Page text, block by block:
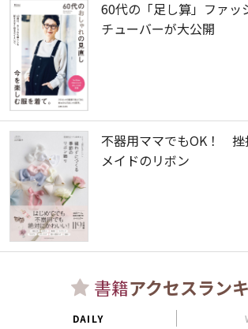
60代の「足し算」ファ
チューバーが大公開
不器用ママでもOK！ 挫
メイドのリボン
書籍アクセスラン
DAILY